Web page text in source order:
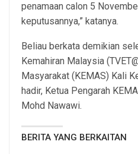
penamaan calon 5
keputusannya,” katanya.
Beliau berkata demikian
Kemahiran Malaysia
Masyarakat (KEMAS) Kali
hadir, Ketua Pengarah
Mohd Nawawi.
BERITA YANG BERKAITAN